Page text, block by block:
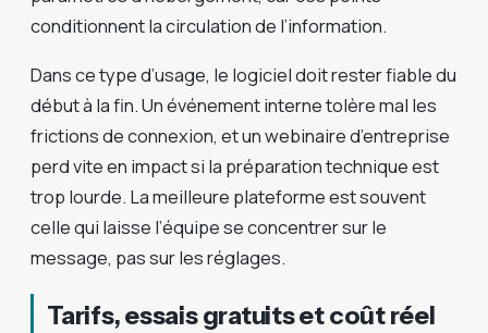
conditionnent la circulation de l’information.
Dans ce type d’usage, le logiciel doit rester fiable du
début à la fin. Un événement interne tolère mal les
frictions de connexion, et un webinaire d’entreprise
perd vite en impact si la préparation technique est
trop lourde. La meilleure plateforme est souvent
celle qui laisse l’équipe se concentrer sur le
message, pas sur les réglages.
Tarifs, essais gratuits et coût réel